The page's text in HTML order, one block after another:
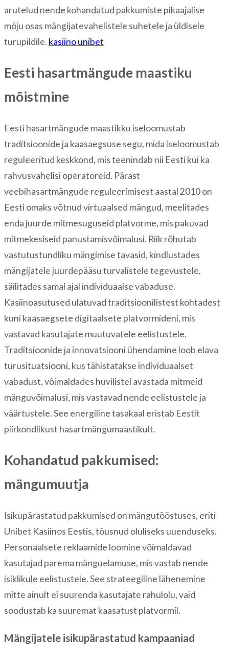
arutelud nende kohandatud pakkumiste pikaajalise
mõju osas mängijatevahelistele suhetele ja üldisele
turupildile. kasiino unibet
Eesti hasartmängude maastiku
mõistmine
Eesti hasartmängude maastikku iseloomustab
traditsioonide ja kaasaegsuse segu, mida iseloomustab
reguleeritud keskkond, mis teenindab nii Eesti kui ka
rahvusvahelisi operatoreid. Pärast
veebihasartmängude reguleerimisest aastal 2010 on
Eesti omaks võtnud virtuaalsed mängud, meelitades
enda juurde mitmesuguseid platvorme, mis pakuvad
mitmekesiseid panustamisvõimalusi. Riik rõhutab
vastutustundliku mängimise tavasid, kindlustades
mängijatele juurdepääsu turvalistele tegevustele,
säilitades samal ajal individuaalse vabaduse.
Kasiinoasutused ulatuvad traditsioonilistest kohtadest
kuni kaasaegsete digitaalsete platvormideni, mis
vastavad kasutajate muutuvatele eelistustele.
Traditsioonide ja innovatsiooni ühendamine loob elava
turusituatsiooni, kus tähistatakse individuaalset
vabadust, võimaldades huvilistel avastada mitmeid
mänguvõimalusi, mis vastavad nende eelistustele ja
väärtustele. See energiline tasakaal eristab Eestit
piirkondlikust hasartmängumaastikult.
Kohandatud pakkumised:
mängumuutja
Isikupärastatud pakkumised on mängutööstuses, eriti
Unibet Kasiinos Eestis, tõusnud oluliseks uuenduseks.
Personaalsete reklaamide loomine võimaldavad
kasutajad parema mänguelamuse, mis vastab nende
isiklikule eelistustele. See strateegiline lähenemine
mitte ainult ei suurenda kasutajate rahulolu, vaid
soodustab ka suuremat kaasatust platvormil.
Mängijatele isikupärastatud kampaaniad